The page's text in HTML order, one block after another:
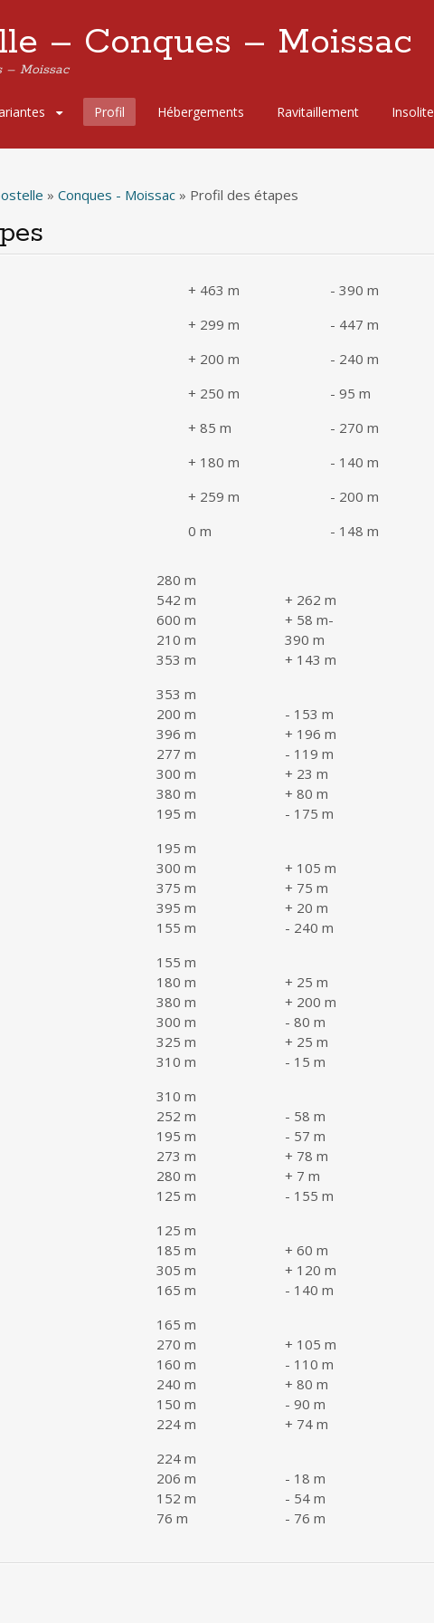
– Conques – Moissac
– Moissac
Profil Hébergements Ravitaillement Insolite
» Conques - Moissac » Profil des étapes
+ 463 m - 390 m
+ 299 m - 447 m
+ 200 m - 240 m
+ 250 m - 95 m
+ 85 m - 270 m
+ 180 m - 140 m
+ 259 m - 200 m
0 m - 148 m
280 m
542 m
600 m
210 m
353 m
+ 262 m
+ 58 m-
390 m
+ 143 m
353 m
200 m
396 m
277 m
300 m
380 m
195 m
- 153 m
+ 196 m
- 119 m
+ 23 m
+ 80 m
- 175 m
195 m
300 m
375 m
395 m
155 m
+ 105 m
+ 75 m
+ 20 m
- 240 m
155 m
180 m
380 m
300 m
325 m
310 m
+ 25 m
+ 200 m
- 80 m
+ 25 m
- 15 m
310 m
252 m
195 m
273 m
280 m
125 m
- 58 m
- 57 m
+ 78 m
+ 7 m
- 155 m
125 m
185 m
305 m
165 m
+ 60 m
+ 120 m
- 140 m
165 m
270 m
160 m
240 m
150 m
224 m
+ 105 m
- 110 m
+ 80 m
- 90 m
+ 74 m
224 m
206 m
152 m
76 m
- 18 m
- 54 m
- 76 m